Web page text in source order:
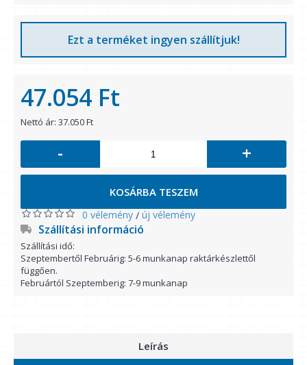
Ezt a terméket ingyen szállítjuk!
47.054 Ft
Nettó ár: 37.050 Ft
- +
KOSÁRBA TESZEM
0 vélemény / új vélemény
Szállítási információ
Szállítási idő:
Szeptembertől Februárig: 5-6 munkanap raktárkészlettől
függően.
Februártól Szeptemberig: 7-9 munkanap
Leírás